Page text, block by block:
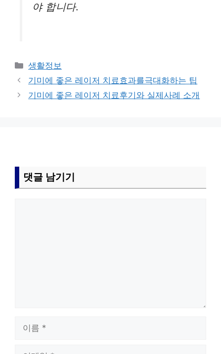
야 합니다.
카
테
고
리
생활정보
기미에 좋은 레이저 치료효과를극대화하는 팁
기미에 좋은 레이저 치료후기와 실제사례 소개
댓글 남기기